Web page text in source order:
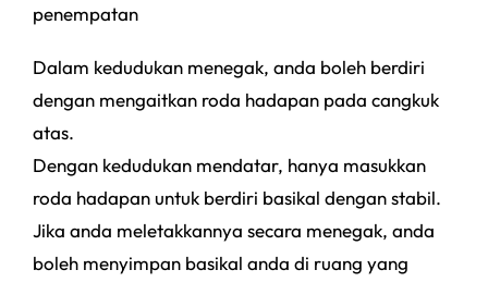
penempatan
Dalam kedudukan menegak, anda boleh berdiri
dengan mengaitkan roda hadapan pada cangkuk
atas.
Dengan kedudukan mendatar, hanya masukkan
roda hadapan untuk berdiri basikal dengan stabil.
Jika anda meletakkannya secara menegak, anda
boleh menyimpan basikal anda di ruang yang